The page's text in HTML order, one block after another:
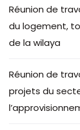
Réunion de
du logement,
de la wilaya
Réunion de
projets du